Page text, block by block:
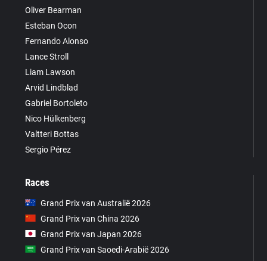
Oliver Bearman
Esteban Ocon
Fernando Alonso
Lance Stroll
Liam Lawson
Arvid Lindblad
Gabriel Bortoleto
Nico Hülkenberg
Valtteri Bottas
Sergio Pérez
Races
Grand Prix van Australië 2026
Grand Prix van China 2026
Grand Prix van Japan 2026
Grand Prix van Saoedi-Arabië 2026